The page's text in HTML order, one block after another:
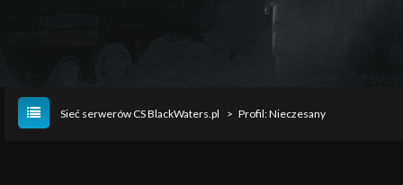
Sieć serwerów CS BlackWaters.pl > Profil: Nieczesany